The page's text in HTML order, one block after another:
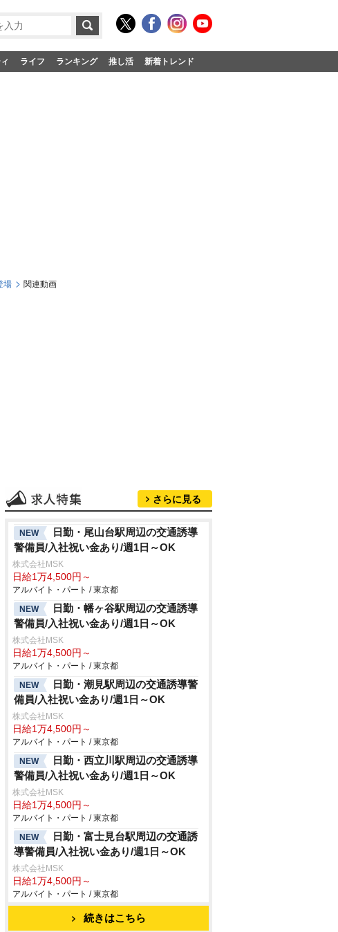
ライフ ランキング 推し活 新着トレンド
場 関連動画
さらに見る
NEW
日勤・尾山台駅周辺の交通誘導
警備員/入社祝い金あり/週1日～OK
株式会社MSK
日給1万4,500円～
アルバイト・パート / 東京都
NEW
日勤・幡ヶ谷駅周辺の交通誘導
警備員/入社祝い金あり/週1日～OK
株式会社MSK
日給1万4,500円～
アルバイト・パート / 東京都
NEW
日勤・潮見駅周辺の交通誘導警
備員/入社祝い金あり/週1日～OK
株式会社MSK
日給1万4,500円～
アルバイト・パート / 東京都
NEW
日勤・西立川駅周辺の交通誘導
警備員/入社祝い金あり/週1日～OK
株式会社MSK
日給1万4,500円～
アルバイト・パート / 東京都
NEW
日勤・富士見台駅周辺の交通誘
導警備員/入社祝い金あり/週1日～OK
株式会社MSK
日給1万4,500円～
アルバイト・パート / 東京都
続きはこちら